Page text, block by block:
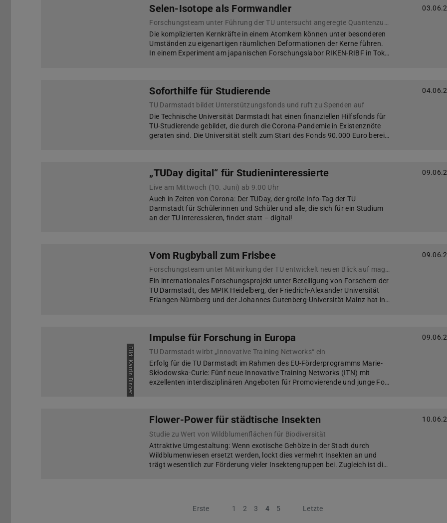
Selen-Isotope als Formwandler
Forschungsteam unter Führung der TU untersucht angeregte Quantenzustände
Die komplizierten Kernkräfte in einem Atomkern können unter besonderen
Umständen zu eigenartigen räumlichen Deformationen der Kerne führen.
In einem Experiment am japanischen Forschungslabor RIKEN-RIBF in Tok…
Soforthilfe für Studierende
TU Darmstadt bildet Unterstützungsfonds und ruft zu Spenden auf
Die Technische Universität Darmstadt hat einen finanziellen Hilfsfonds für
TU-Studierende gebildet, die durch die Corona-Pandemie in Existenznöte
geraten sind. Die Universität stellt zum Start des Fonds 90.000 Euro berei…
„TUDay digital“ für Studieninteressierte
Live am Mittwoch (10. Juni) ab 9.00 Uhr
Auch in Zeiten von Corona: Der TUDay, der große Info-Tag der TU
Darmstadt für Schülerinnen und Schüler und alle, die sich für ein Studium
an der TU interessieren, findet statt – digital!
Vom Rugbyball zum Frisbee
Forschungsteam unter Mitwirkung der TU entwickelt neuen Blick auf magisches Zinn
Ein internationales Forschungsprojekt unter Beteiligung von Forschern der
TU Darmstadt, des MPIK Heidelberg, der Friedrich-Alexander Universität
Erlangen-Nürnberg und der Johannes Gutenberg-Universität Mainz hat in…
Bild: Katrin Binner
Impulse für Forschung in Europa
TU Darmstadt wirbt „Innovative Training Networks“ ein
Erfolg für die TU Darmstadt im Rahmen des EU-Förderprogramms Marie-
Skłodowska-Curie: Fünf neue Innovative Training Networks (ITN) mit
exzellenten interdisziplinären Angeboten für Promovierende und junge Fo…
Flower-Power für städtische Insekten
Studie zu Wert von Wildblumenflächen für Biodiversität
Attraktive Umgestaltung: Wenn exotische Gehölze in der Stadt durch
Wildblumenwiesen ersetzt werden, lockt dies vermehrt Insekten an und
trägt wesentlich zur Förderung vieler Insektengruppen bei. Zugleich ist di…
Erste Vorherige
1 2 3 4 5 Nächste
Letzte